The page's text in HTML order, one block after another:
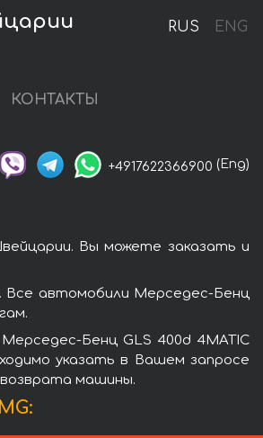
RUS ENG
КОНТАКТЫ
+4917622366900 (Eng)
Вы можете заказать и
Все автомобили Мерседес-Бенц
Бенц GLS 400d 4MATIC
указать в Вашем запросе
машины.